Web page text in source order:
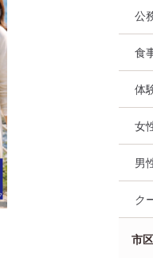
公
食
体
女
男
ク
市